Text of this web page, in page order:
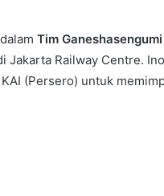
Tim Ganeshasengumi
Jakarta Railway Centre.
(Persero) untuk